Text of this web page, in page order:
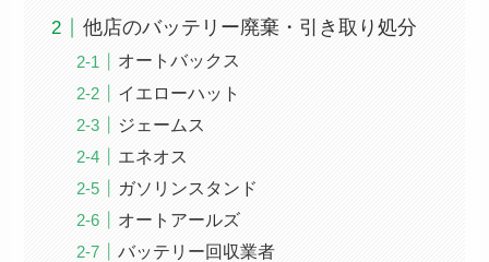
他店のバッテリー廃棄・引き取り処分
オートバックス
イエローハット
ジェームス
エネオス
ガソリンスタンド
オートアールズ
バッテリー回収業者